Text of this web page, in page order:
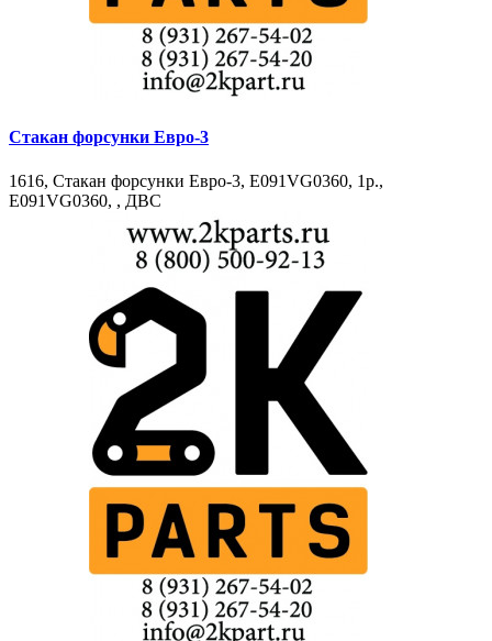
Стакан форсунки Евро-3
1616, Стакан форсунки Евро-3, Е091VG0360, 1р.,
Е091VG0360, , ДВС